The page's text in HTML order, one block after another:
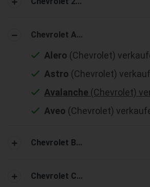
Chevrolet A...
Alero (Chevrolet)
Astro (Chevrolet)
Avalanche (Chevrolet)
Aveo (Chevrolet)
Chevrolet B...
Chevrolet C...